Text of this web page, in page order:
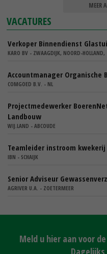
MEER
VACATURES
Verkoper Binnendienst
KARO BV - ZWAAGDIJK, NOORD-HOLLAND,
Accountmanager Organische
COMGOED B.V. - NL
Projectmedewerker
Landbouw
WIJ.LAND - ABCOUDE
Teamleider instroom kwekerij
IBN - SCHAIJK
Senior Adviseur
AGRIVER U.A. - ZOETERMEER
Meld u hier aan voor